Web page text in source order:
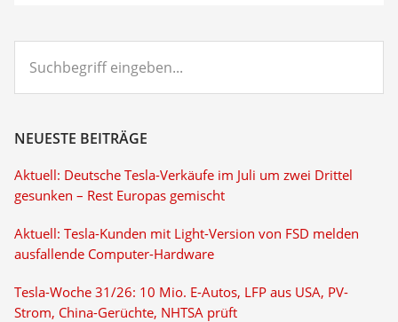
eingeben...
NEUESTE BEITRÄGE
Aktuell: Deutsche Tesla-Verkäufe im Juli um zwei Drittel
gesunken – Rest Europas gemischt
Aktuell: Tesla-Kunden mit Light-Version von FSD melden
ausfallende Computer-Hardware
Tesla-Woche 31/26: 10 Mio. E-Autos, LFP aus USA, PV-
Strom, China-Gerüchte, NHTSA prüft